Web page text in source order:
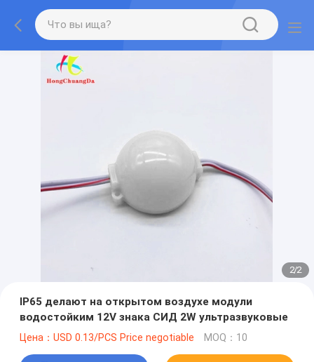
2/2
IP65 делают на открытом воздухе модули
водостойким 12V знака СИД 2W ультразвуковые
Цена：USD 0.13/PCS Price negotiable MOQ：10